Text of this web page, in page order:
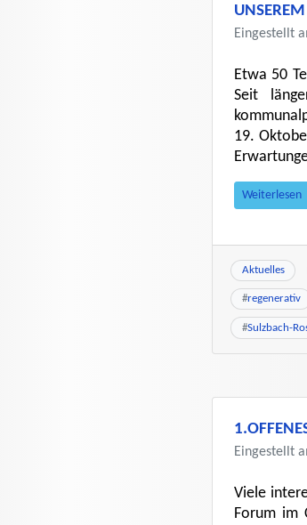
Eingestellt
Etwa 50
Seit
19.
Weiterlesen
Aktuelles
#regenerativ
#Sulzbach-
Eingestellt
Viele
Forum im